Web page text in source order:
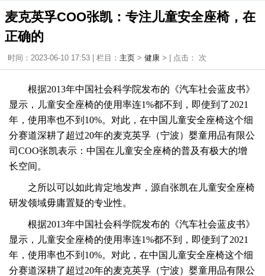
麦克英孚COO张凯：专注儿童安全座椅，在
正确的
时间：2023-06-10 17:53 | 栏目： 主页 > 健康 > | 点击： 次
根据2013年中国社会科学院发布的《汽车社会蓝皮书》
显示，儿童安全座椅的使用率连1%都不到，即使到了2021
年，使用率也不到10%。对此，在中国儿童安全座椅这个细
分赛道深耕了超过20年的麦克英孚（宁波）婴童用品有限公
司COO张凯表示：中国在儿童安全座椅的普及有极大的增
长空间。
之所以可以如此肯定地发声，源自张凯在儿童安全座椅
研发领域毋庸置疑的专业性。
根据2013年中国社会科学院发布的《汽车社会蓝皮书》
显示，儿童安全座椅的使用率连1%都不到，即使到了2021
年，使用率也不到10%。对此，在中国儿童安全座椅这个细
分赛道深耕了超过20年的麦克英孚（宁波）婴童用品有限公